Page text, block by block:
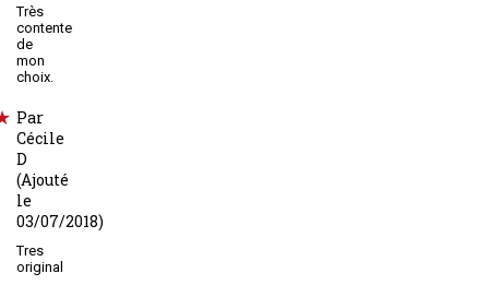
Très
contente
de
mon
choix.
Par
Cécile
D
(Ajouté
le
03/07/2018)
Tres
original